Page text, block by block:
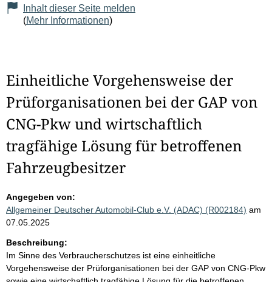
Inhalt dieser Seite melden
(Mehr Informationen)
Einheitliche Vorgehensweise der
Prüforganisationen bei der GAP von
CNG-Pkw und wirtschaftlich
tragfähige Lösung für betroffenen
Fahrzeugbesitzer
Angegeben von:
Allgemeiner Deutscher Automobil-Club e.V. (ADAC) (R002184) am
07.05.2025
Beschreibung:
Im Sinne des Verbraucherschutzes ist eine einheitliche
Vorgehensweise der Prüforganisationen bei der GAP von CNG-Pkw